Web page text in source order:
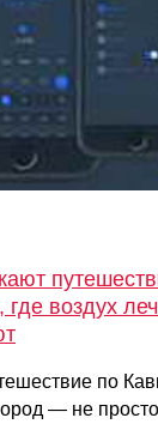
воздух
по
— не просто